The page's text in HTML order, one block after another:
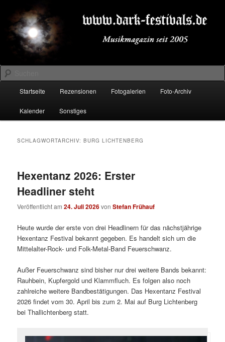
primären
Inhalt
springen
sekundären
Inhalt
springenDARK-FESTIVALS.DE
Suchen
Startseite Rezensionen Fotogalerien Foto-Archiv
Kalender Sonstiges
SCHLAGWORTARCHIV:BURG LICHTENBERG
Hexentanz 2026: Erster
Headliner steht
Veröffentlicht am24. Juli 2026vonStefan Frühauf
Heute wurde der erste von drei Headlinern für das nächstjährige
Hexentanz Festival bekannt gegeben. Es handelt sich um die
Mittelalter-Rock- und Folk-Metal-Band Feuerschwanz.
Außer Feuerschwanz sind bisher nur drei weitere Bands bekannt:
Rauhbein, Kupfergold und Klammfluch. Es folgen also noch
zahlreiche weitere Bandbestätigungen. Das Hexentanz Festival
2026 findet vom 30. April bis zum 2. Mai auf Burg Lichtenberg
bei Thallichtenberg statt.